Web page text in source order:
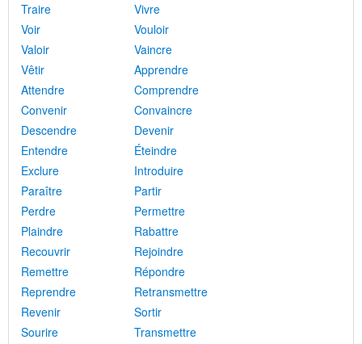
Traire
Vivre
Voir
Vouloir
Valoir
Vaincre
Vêtir
Apprendre
Attendre
Comprendre
Convenir
Convaincre
Descendre
Devenir
Entendre
Éteindre
Exclure
Introduire
Paraître
Partir
Perdre
Permettre
Plaindre
Rabattre
Recouvrir
Rejoindre
Remettre
Répondre
Reprendre
Retransmettre
Revenir
Sortir
Sourire
Transmettre